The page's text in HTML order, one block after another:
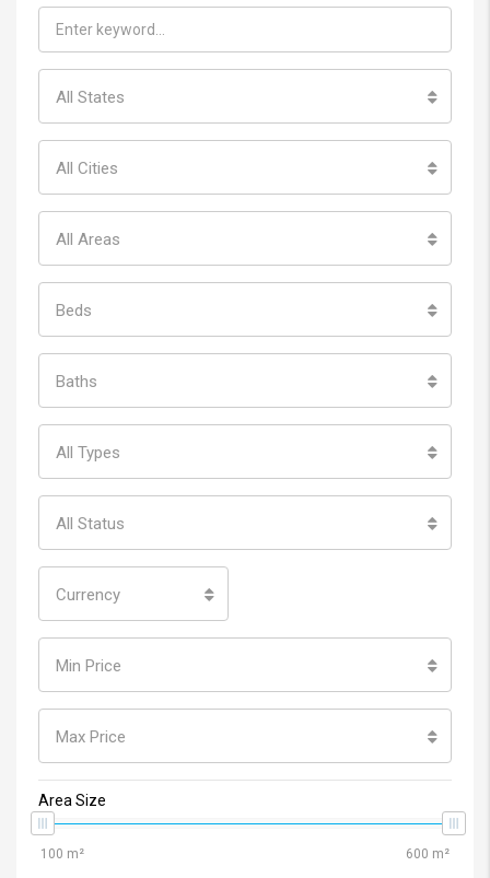
TÌm ngôi nhà bạn yêu thích
All States
All Cities
All Areas
Beds
Baths
All Types
All Status
Currency
Min Price
Max Price
Area Size